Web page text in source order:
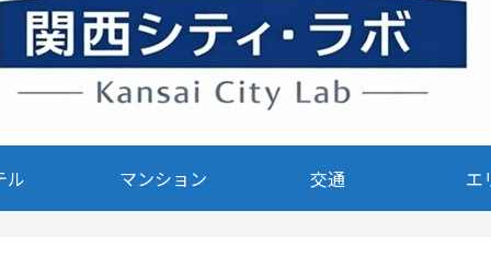
ル マンション 交通 エ